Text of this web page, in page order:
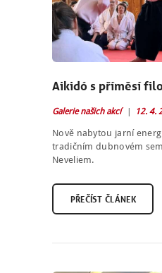
Aikidó s příměsí
Galerie našich akcí 12. 4.
Nově nabytou jarní
tradičním dubnovém
Neveliem.
PŘEČÍST ČLÁNEK